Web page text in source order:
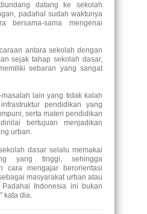
datang ke sekolah
padahal sudah waktunya
bersama-sama mengenai
antara sekolah dengan
sejak tahap sekolah dasar,
sebaran yang sangat
lain yang tidak kalah
pendidikan yang
serta materi pendidikan
bertujuan menjadikan
urban.
dasar selalu memakai
yang tinggi, sehingga
cara mengajar berorientasi
masyarakat urban atau
Padahal Indonesia ini bukan
kata dia.